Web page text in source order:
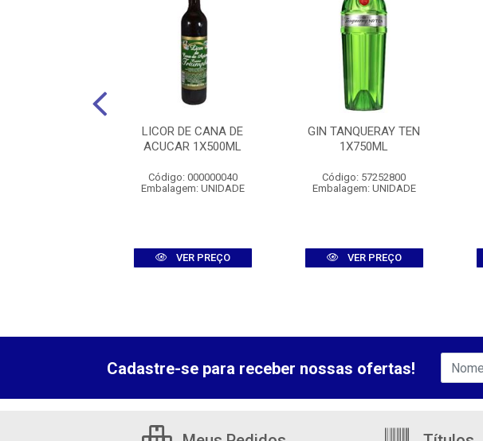
LICOR DE CANA DE
ACUCAR 1X500ML
Código: 000000040
Embalagem: UNIDADE
VER PREÇO
GIN TANQUERAY TEN
1X750ML
Código: 57252800
Embalagem: UNIDADE
VER PREÇO
Cadastre-se para receber nossas ofertas!